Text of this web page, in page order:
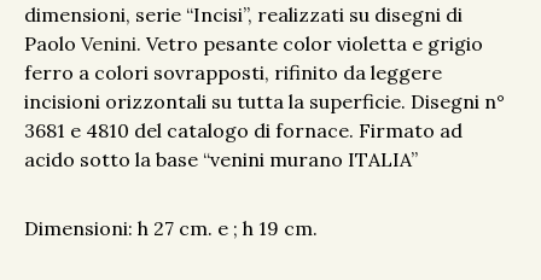
dimensioni, serie “Incisi”, realizzati su disegni di
Paolo Venini. Vetro pesante color violetta e grigio
ferro a colori sovrapposti, rifinito da leggere
incisioni orizzontali su tutta la superficie. Disegni n°
3681 e 4810 del catalogo di fornace. Firmato ad
acido sotto la base “venini murano ITALIA”
Dimensioni: h 27 cm. e ; h 19 cm.